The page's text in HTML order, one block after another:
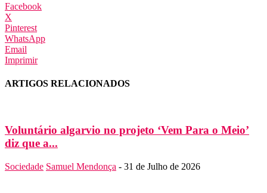
Facebook
X
Pinterest
WhatsApp
Email
Imprimir
ARTIGOS RELACIONADOS
Voluntário algarvio no projeto ‘Vem Para o Meio’
diz que a...
Sociedade Samuel Mendonça - 31 de Julho de 2026